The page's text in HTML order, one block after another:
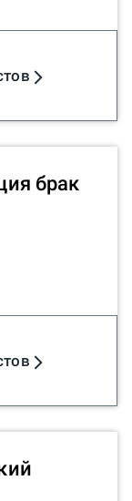
брак